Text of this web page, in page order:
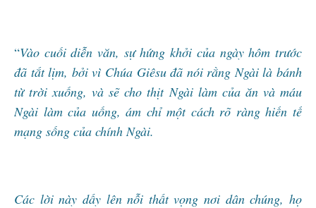
“Vào cuối diễn văn, sự hứng khởi của ngày hôm trước
đã tắt lịm, bởi vì Chúa Giêsu đã nói rằng Ngài là bánh
từ trời xuống, và sẽ cho thịt Ngài làm của ăn và máu
Ngài làm của uống, ám chỉ một cách rõ ràng hiến tế
mạng sống của chính Ngài.
Các lời này dấy lên nỗi thất vọng nơi dân chúng, họ